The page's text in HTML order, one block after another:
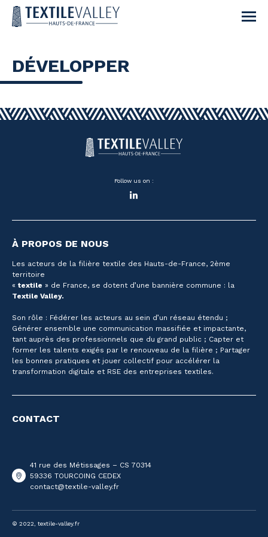
DÉVELOPPER
Follow us on :
À PROPOS DE NOUS
Les acteurs de la filière textile des Hauts-de-France, 2ème
territoire
« textile » de France, se dotent d’une bannière commune : la
Textile Valley.
Son rôle : Fédérer les acteurs au sein d’un réseau étendu ;
Générer ensemble une communication massifiée et impactante,
tant auprès des professionnels que du grand public ; Capter et
former les talents exigés par le renouveau de la filière ; Partager
les bonnes pratiques et jouer collectif pour accélérer la
transformation digitale et RSE des entreprises textiles.
CONTACT
41 rue des Métissages – CS 70314
59336 TOURCOING CEDEX
contact@textile-valley.fr
© 2022, textile-valley.fr